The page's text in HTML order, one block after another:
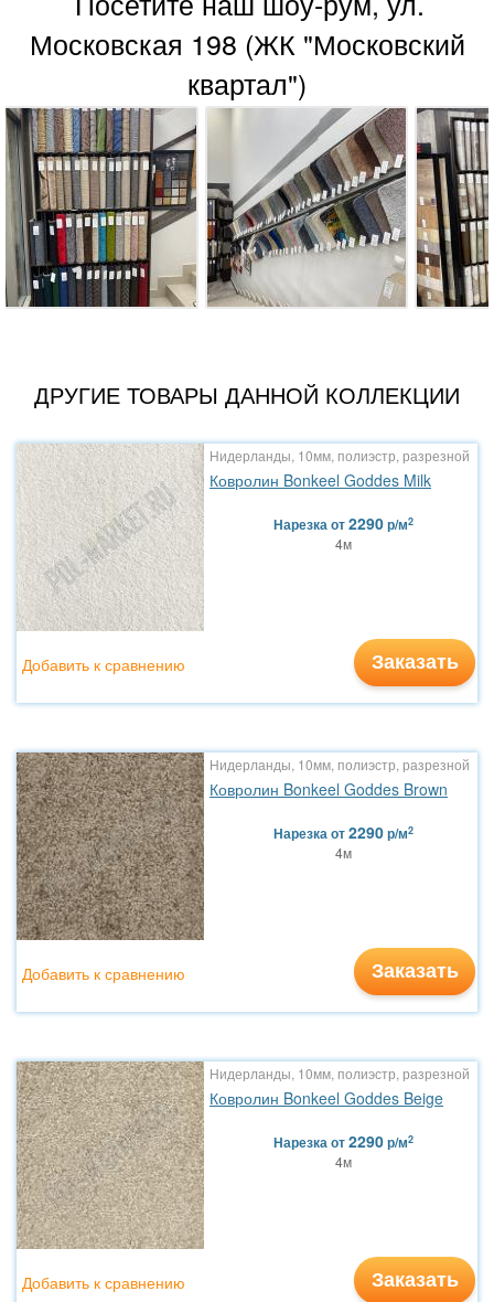
Московская 198 (ЖК "Московский
квартал")
ДРУГИЕ ТОВАРЫ ДАННОЙ КОЛЛЕКЦИИ
Нидерланды, 10мм, полиэстр, разрезной
Ковролин Bonkeel Goddes Milk
Нарезкаот2290р/м2
4м
Заказать
Добавить к сравнению
Нидерланды, 10мм, полиэстр, разрезной
Ковролин Bonkeel Goddes Brown
Нарезкаот2290р/м2
4м
Заказать
Добавить к сравнению
Нидерланды, 10мм, полиэстр, разрезной
Ковролин Bonkeel Goddes Beige
Нарезкаот2290р/м2
4м
Заказать
Добавить к сравнению